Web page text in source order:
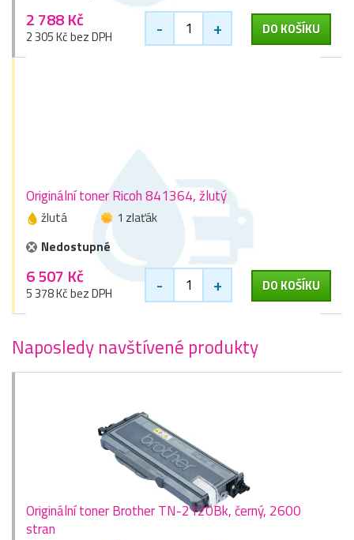
2 788 Kč
2 305 Kč bez DPH - + DO KOŠÍKU
Originální toner Ricoh 841364, žlutý
žlutá
1 zlaťák
Nedostupné
6 507 Kč
5 378 Kč bez DPH - + DO KOŠÍKU
Naposledy navštívené produkty
Originální toner Brother TN-2120Bk, černý, 2600
stran